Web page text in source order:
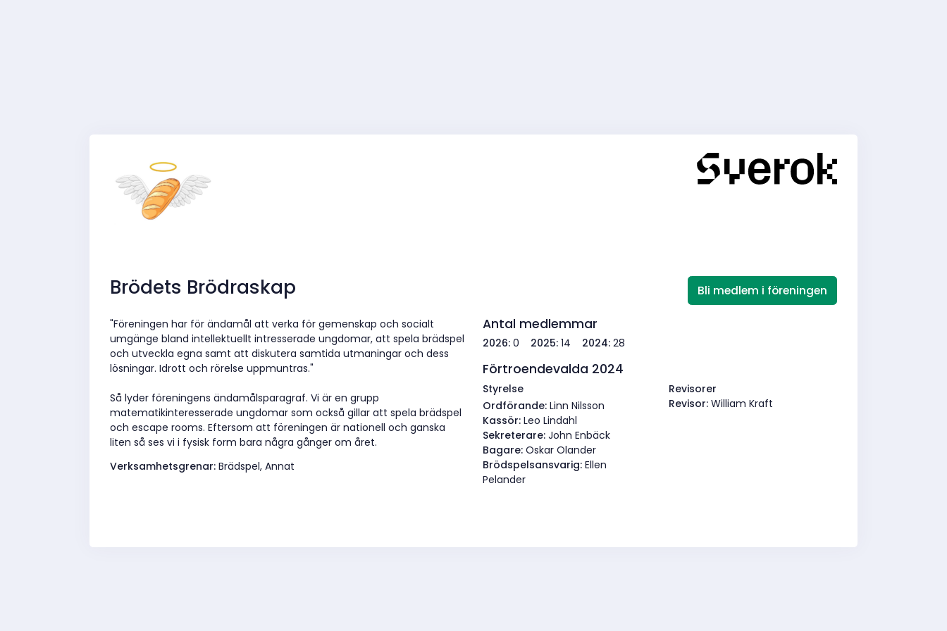
Brödets Brödraskap Bli medlem i föreningen
"Föreningen har för ändamål att verka för gemenskap och socialt
umgänge bland intellektuellt intresserade ungdomar, att spela brädspel
och utveckla egna samt att diskutera samtida utmaningar och dess
lösningar. Idrott och rörelse uppmuntras."
Så lyder föreningens ändamålsparagraf. Vi är en grupp
matematikinteresserade ungdomar som också gillar att spela brädspel
och escape rooms. Eftersom att föreningen är nationell och ganska
liten så ses vi i fysisk form bara några gånger om året.
Verksamhetsgrenar:Brädspel, Annat
Antal medlemmar
2026:0 2025:14 2024: 28
Förtroendevalda 2024
Styrelse
Ordförande: Linn Nilsson
Kassör: Leo Lindahl
Sekreterare: John Enbäck
Bagare: Oskar Olander
Brödspelsansvarig: Ellen
Pelander
Revisorer
Revisor: William Kraft